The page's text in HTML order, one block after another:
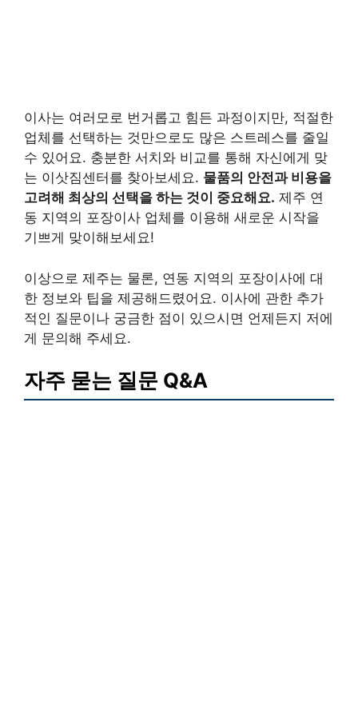
이사는 여러모로 번거롭고 힘든 과정이지만, 적절한
업체를 선택하는 것만으로도 많은 스트레스를 줄일
수 있어요. 충분한 서치와 비교를 통해 자신에게 맞
는 이삿짐센터를 찾아보세요. 물품의 안전과 비용을
고려해 최상의 선택을 하는 것이 중요해요. 제주 연
동 지역의 포장이사 업체를 이용해 새로운 시작을
기쁘게 맞이해보세요!
이상으로 제주는 물론, 연동 지역의 포장이사에 대
한 정보와 팁을 제공해드렸어요. 이사에 관한 추가
적인 질문이나 궁금한 점이 있으시면 언제든지 저에
게 문의해 주세요.
자주 묻는 질문 Q&A